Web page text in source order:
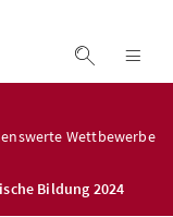
Suche
Wettbewerbe
Bildung 2024